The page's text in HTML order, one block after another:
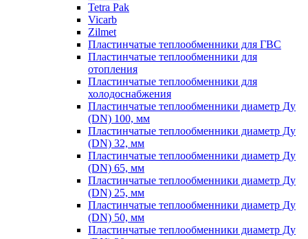
Tetra Pak
Vicarb
Zilmet
Пластинчатые теплообменники для ГВС
Пластинчатые теплообменники для
отопления
Пластинчатые теплообменники для
холодоснабжения
Пластинчатые теплообменники диаметр Ду
(DN) 100, мм
Пластинчатые теплообменники диаметр Ду
(DN) 32, мм
Пластинчатые теплообменники диаметр Ду
(DN) 65, мм
Пластинчатые теплообменники диаметр Ду
(DN) 25, мм
Пластинчатые теплообменники диаметр Ду
(DN) 50, мм
Пластинчатые теплообменники диаметр Ду